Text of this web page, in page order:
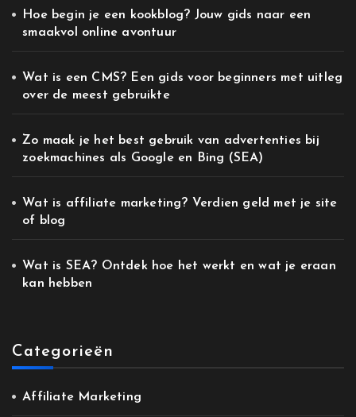
Hoe begin je een kookblog? Jouw gids naar een
smaakvol online avontuur
Wat is een CMS? Een gids voor beginners met uitleg
over de meest gebruikte
Zo maak je het best gebruik van advertenties bij
zoekmachines als Google en Bing (SEA)
Wat is affiliate marketing? Verdien geld met je site
of blog
Wat is SEA? Ontdek hoe het werkt en wat je eraan
kan hebben
Categorieën
Affiliate Marketing